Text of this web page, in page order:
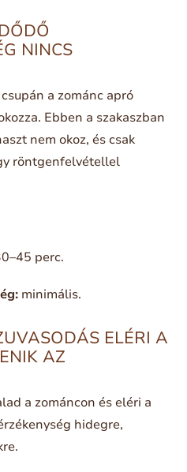
NINCS
a zománc apró
Ebben a szakaszban
nem okoz, és csak
röntgenfelvétellel
perc.
minimális.
ELÉRI A
AZ
a zománcon és eléri a
hidegre,